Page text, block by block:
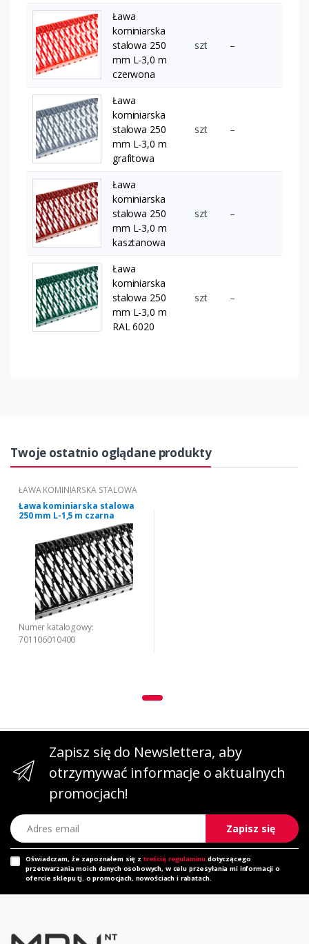
Ława
kominiarska
stalowa 250
mm L-3,0 m
czerwona
szt –
Ława
kominiarska
stalowa 250
mm L-3,0 m
grafitowa
szt –
Ława
kominiarska
stalowa 250
mm L-3,0 m
kasztanowa
szt –
Ława
kominiarska
stalowa 250
mm L-3,0 m
RAL 6020
szt –
Twoje ostatnio oglądane produkty
ŁAWA KOMINIARSKA STALOWA
Ława kominiarska stalowa
250 mm L-1,5 m czarna
Numer katalogowy:
701106010400
Zapisz się do Newslettera, aby
otrzymywać informacje o aktualnych
promocjach!
Adres email
Zapisz się
Oświadczam, że zapoznałem się z treścią regulaminu dotyczącego
przetwarzania moich danych osobowych, w celu przesyłania mi informacji o
ofercie sklepu tj. o promocjach, nowościach i rabatach.